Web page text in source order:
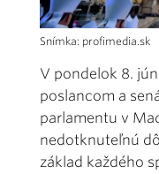
Snímka: profimedia.sk
V pondelok 8.
poslancom a
parlamentu v
nedotknuteľnú
základ každého